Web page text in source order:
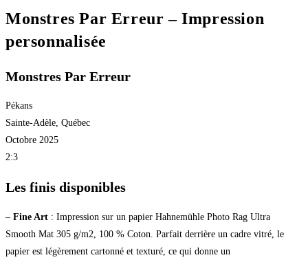
Monstres Par Erreur – Impression
personnalisée
Monstres Par Erreur
Pékans
Sainte-Adèle, Québec
Octobre 2025
2:3
Les finis disponibles
– Fine Art : Impression sur un papier Hahnemühle Photo Rag Ultra
Smooth Mat 305 g/m2, 100 % Coton. Parfait derrière un cadre vitré, le
papier est légèrement cartonné et texturé, ce qui donne un